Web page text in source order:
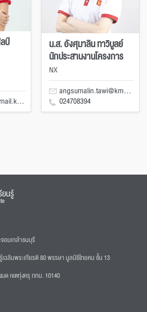
ป์
น.ส. อังศุมาลิน ทาวิบูลย์
นักประสานงานโครงการ
NX
angsumalin.tawi@kmutt.ac.th
024708394
นรู้
อมเกล้าธนบุรี
ฉลิมพระเกียรติ 80 พรรษา มูลนิธิไทยคม ชั้น 13
ด เขตทุ่งครุ กทม. 10140